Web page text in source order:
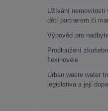
Užívání
dětí partnerem či
Výpověď pro
Prodloužení
flexinovele
Urban waste water
legislativa a její